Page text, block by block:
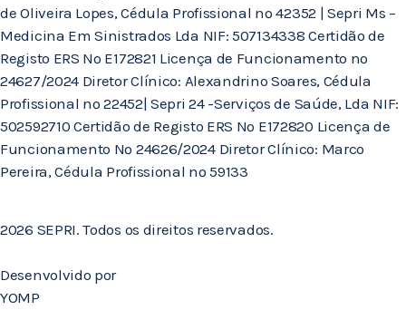
de Oliveira Lopes, Cédula Profissional nº 42352 | Sepri Ms –
Medicina Em Sinistrados Lda NIF: 507134338 Certidão de
Registo ERS Nº E172821 Licença de Funcionamento nº
24627/2024 Diretor Clínico: Alexandrino Soares, Cédula
Profissional nº 22452| Sepri 24 -Serviços de Saúde, Lda NIF:
502592710 Certidão de Registo ERS Nº E172820 Licença de
Funcionamento Nº 24626/2024 Diretor Clínico: Marco
Pereira, Cédula Profissional nº 59133
2026 SEPRI. Todos os direitos reservados.
Desenvolvido por
YOMP